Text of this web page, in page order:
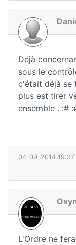
Déjà
sous le
c'était déjà se
plus est tirer
ensemble . :#
04-09-2014 19:37
L'Ordre ne